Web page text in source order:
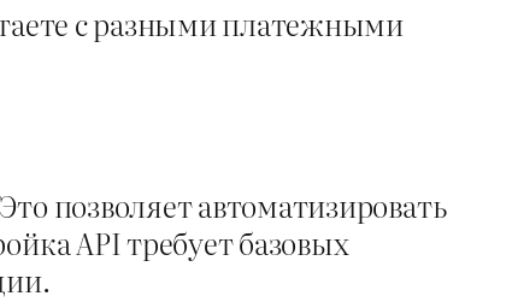
с разными платежными
позволяет автоматизировать
API требует базовых